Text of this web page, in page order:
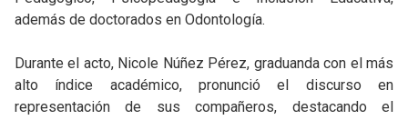
además de doctorados en Odontología.
Durante el acto, Nicole Núñez Pérez, graduanda con el más
alto índice académico, pronunció el discurso en
representación de sus compañeros, destacando el